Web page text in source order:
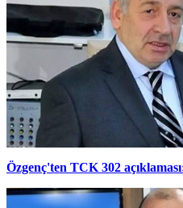
Özgenç'ten TCK 302